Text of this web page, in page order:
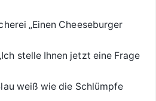
„Einen Cheeseburger
stelle Ihnen jetzt eine Frage
weiß wie die Schlümpfe